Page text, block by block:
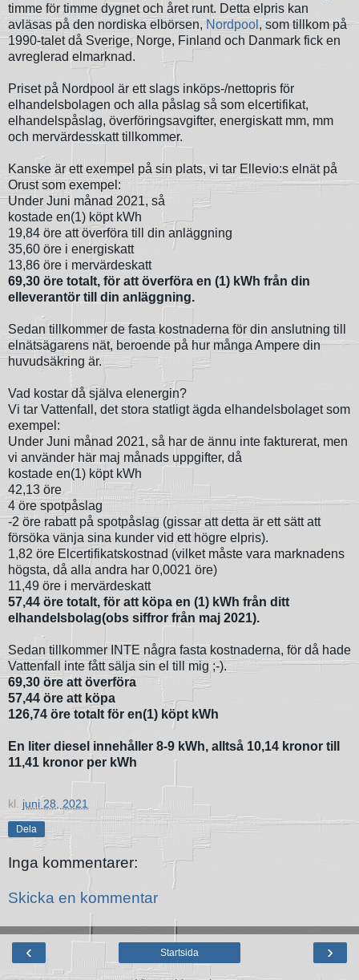
timme för timme dygnet och året runt. Detta elpris kan
avläsas på den nordiska elbörsen,Nordpool, som tillkom på
1990-talet då Sverige, Norge, Finland och Danmark fick en
avreglerad elmarknad.
Priset på Nordpool är ett slags inköps-/nettopris för
elhandelsbolagen och alla påslag så som elcertifikat,
elhandelspåslag, överföringsavgifter, energiskatt mm, mm
och mervärdesskatt tillkommer.
Kanske är ett exempel på sin plats, vi tar Ellevio:s elnät på
Orust som exempel:
Under Juni månad 2021, så
kostade en(1) köpt kWh
19,84 öre att överföra till din anläggning
35,60 öre i energiskatt
13,86 öre i mervärdeskatt
69,30 öre totalt, för att överföra en (1) kWh från din
elleverantör till din anläggning.
Sedan tillkommer de fasta kostnaderna för din anslutning till
elnätsägarens nät, beroende på hur många Ampere din
huvudsäkring är.
Vad kostar då själva elenergin?
Vi tar Vattenfall, det stora statligt ägda elhandelsbolaget som
exempel:
Under Juni månad 2021, så har de ännu inte fakturerat, men
vi använder här maj månads uppgifter, då
kostade en(1) köpt kWh
42,13 öre
4 öre spotpåslag
-2 öre rabatt på spotpåslag (gissar att detta är ett sätt att
försöka vänja sina kunder vid ett högre elpris).
1,82 öre Elcertifikatskostnad (vilket måste vara marknadens
högsta, då alla andra har 0,0021 öre)
11,49 öre i mervärdeskatt
57,44 öre totalt, för att köpa en (1) kWh från ditt
elhandelsbolag(obs siffror från maj 2021).
Sedan tillkommer INTE några fasta kostnaderna, för då hade
Vattenfall inte fått sälja sin el till mig ;-).
69,30 öre att överföra
57,44 öre att köpa
126,74 öre totalt för en(1) köpt kWh
En liter diesel innehåller 8-9 kWh, alltså 10,14 kronor till
11,41 kronor per kWh
kl. juni 28, 2021
Dela
Inga kommentarer:
Skicka en kommentar
‹ ›
Startsida